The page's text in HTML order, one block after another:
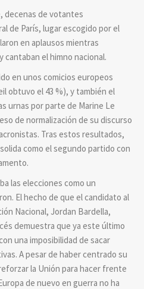
decenas de votantes
de París, lugar escogido por el
en aplausos mientras
cantaban el himno nacional.
en unos comicios europeos
obtuvo el 43 %), y también el
urnas por parte de Marine Le
de normalización de su discurso
Tras estos resultados,
como el segundo partido con
las elecciones como un
El hecho de que el candidato al
Nacional, Jordan Bardella,
demuestra que ya este último
una imposibilidad de sacar
A pesar de haber centrado su
la Unión para hacer frente
de nuevo en guerra no ha